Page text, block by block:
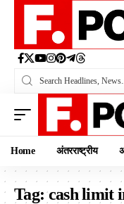
Home अंतरराष्ट्रीय
Tag:cash limit